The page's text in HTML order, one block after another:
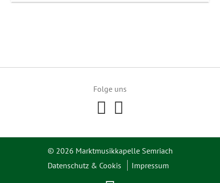
Folge uns
© 2026 Marktmusikkapelle Semriach
Datenschutz & Cookis
Impressum